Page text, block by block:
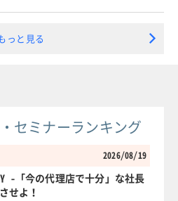
っと見る
セミナーランキング
2026/08/19
-「今の代理店で十分」な社長
せよ！